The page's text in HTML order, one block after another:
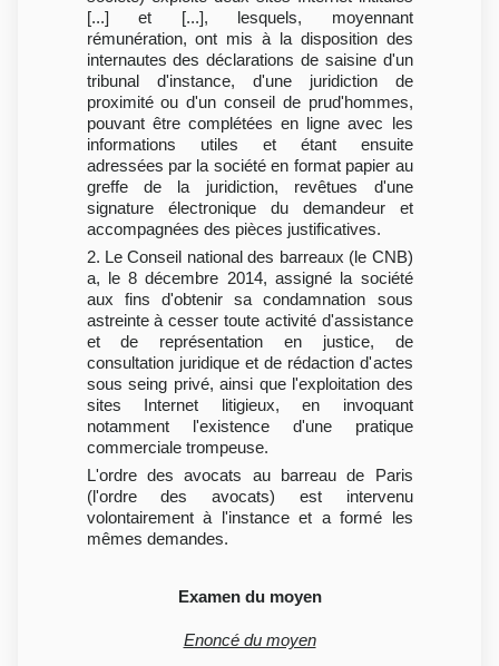
[...] et [...], lesquels, moyennant
rémunération, ont mis à la disposition des
internautes des déclarations de saisine d'un
tribunal d'instance, d'une juridiction de
proximité ou d'un conseil de prud'hommes,
pouvant être complétées en ligne avec les
informations utiles et étant ensuite
adressées par la société en format papier au
greffe de la juridiction, revêtues d'une
signature électronique du demandeur et
accompagnées des pièces justificatives.
2. Le Conseil national des barreaux (le CNB)
a, le 8 décembre 2014, assigné la société
aux fins d'obtenir sa condamnation sous
astreinte à cesser toute activité d'assistance
et de représentation en justice, de
consultation juridique et de rédaction d'actes
sous seing privé, ainsi que l'exploitation des
sites Internet litigieux, en invoquant
notamment l'existence d'une pratique
commerciale trompeuse.
L'ordre des avocats au barreau de Paris
(l'ordre des avocats) est intervenu
volontairement à l'instance et a formé les
mêmes demandes.
Examen du moyen
Enoncé du moyen